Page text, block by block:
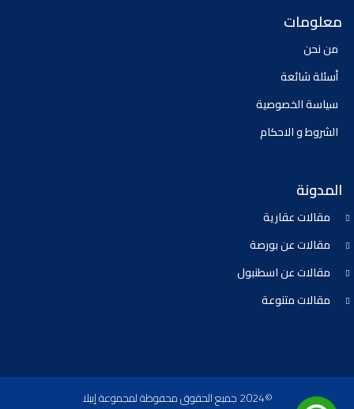
معلومات
من نحن
أسئلة شائعة
سياسة الخصوصية
الشروط و الاحكام
المدونة
مقالات عقارية
مقالات عن بورصة
مقالات عن اسطنبول
مقالات متنوعة
©2024 جميع الحقوق محفوظة لمجموعة إيبلا